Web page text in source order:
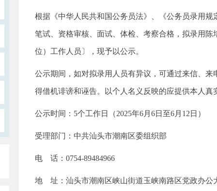
根据《中华人民共和国公务员法》、《公务员录用
笔试、资格审核、面试、体检、考察合格，拟录用
位）工作人员〕，现予以公示。
公示期间，如对拟录用人员有异议，可通过来信、
得借机诽谤和诬告。以个人名义反映的应提供本人真
公示时间：5个工作日（2025年6月6日至6月12日）
受理部门：中共汕头市潮南区委组织部
电 话：0754-89484966
地 址：汕头市潮南区峡山街道玉峡南路区党政办公